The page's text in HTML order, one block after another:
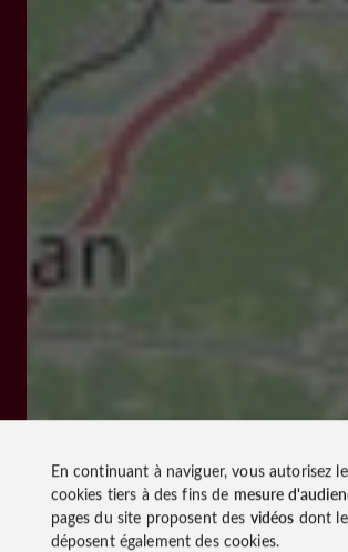
En continuant à naviguer, vous autorisez
cookies tiers à des fins de mesure
pages du site proposent des vidéos dont
déposent également des cookies.